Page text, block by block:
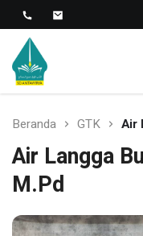
SD Antawirya
Islamic Javanese School
Beranda GTK Air
Air Langga
M.Pd